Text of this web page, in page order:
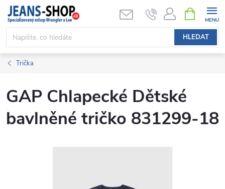
Přejít
obsah
HLEDAT
NÁKUPNÍ
KOŠÍK
Trička
GAP Chlapecké Dětské
bavlněné tričko 831299-18